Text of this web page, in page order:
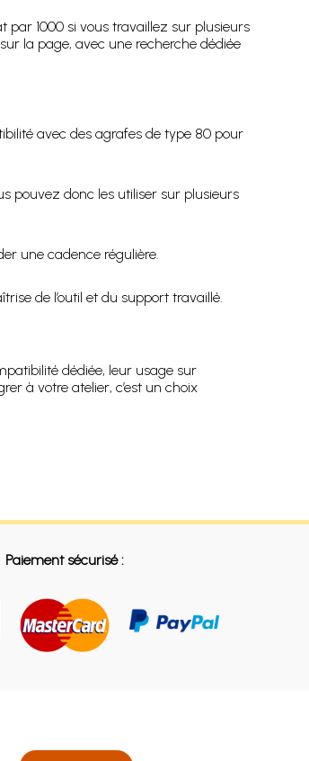
par 1000 si vous travaillez sur plusieurs
la page, avec une recherche dédiée
avec des agrafes de type 80 pour
pouvez donc les utiliser sur plusieurs
une cadence régulière.
de l’outil et du support travaillé.
dédiée, leur usage sur
à votre atelier, c’est un choix
Paiement sécurisé :